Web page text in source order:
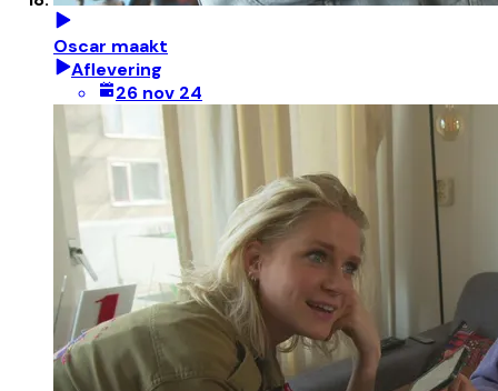
Oscar maakt
Aflevering
26 nov 24